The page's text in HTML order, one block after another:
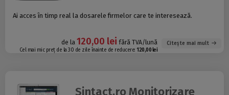
Ai acces în timp real la dosarele firmelor care te interesează.
de la 120,00 leifără TVA/lună
Cel mai mic preț de la 30 de zile înainte de reducere: 120,00 lei
Citește mai mult
Sintact.ro Monitorizare